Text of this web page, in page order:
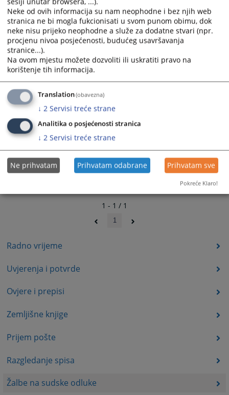
Radno vrijeme
Uvjerenja i potvrde
Ovjere i prepisi
Zemljišne knjige
Prijem pošte
Razgledanje spisa
Žalbe na sudske odluke
1 - 1 / 1
1
Neke od ovih informacija su nam neophodne i bez njih web
stranica ne bi mogla fukcionisati u svom punom obimu, dok
neke nisu prijeko neophodne a služe za dodatne stvari (npr.
procjenu nivoa posjećenosti, budućeg usavršavanja
stranice...).
Na ovom mjestu možete dozvoliti ili uskratiti pravo na
korištenje tih informacija.
Translation(obavezna)
↓ 2 Servisi treće strane
Analitika o posjećenosti stranica
↓ 2 Servisi treće strane
Ne prihvatam Prihvatam odabrane Prihvatam sve
Pokreće Klaro!